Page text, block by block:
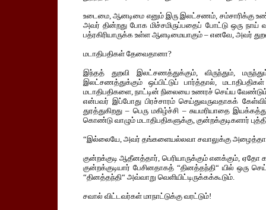
உடைமை, ஆனடிமை எனும் இரு இலட்சணம், சம்சாரிக்கு
அவர் தின்றது போக மிச்சமிருப்பதைப் போட்டு ஒரு
பத்ரகிரியாருக்க உள்ள ஆளடிமையாகும் – எனவே, அவர்
மடாதிபதிகள் தேவைதானா?
இந்தத் துறவி இலட்சணத்துக்கும், விருந்தும்,
இலட்சணத்துக்கும் ஒப்பிட்டுப் பார்த்தால்,
மடாதிபதிகளை, நாட்டின் நிலையை உணரச் செய்ய
என்பவர் இப்போது பிரச்சாரம் செய்துவருவதாகக்
துரத்துகிறது – பெரு மகிழ்ச்சி – சுயமரியாதை
கொண்டு வாழும் மடாதிபதிகளுக்கு, குன்றக்குடிகளார்
“இல்லையே, அவர் தங்களையல்லவா சவாலுக்கு
குன்றக்குடி ஆதீனத்தார், பெரியாருக்கும் எனக்கும், ஏதோ
குன்றக்குடியார் பேசினதாகத் “தினத்தந்தி“ யில் ஒரு
“தினத்தந்தி“ அவ்வாறு வெளியிட்டிருக்கக்கூடும்.
சவால் விட்டவர்கள் மாநாட்டுக்கு வரட்டும்!